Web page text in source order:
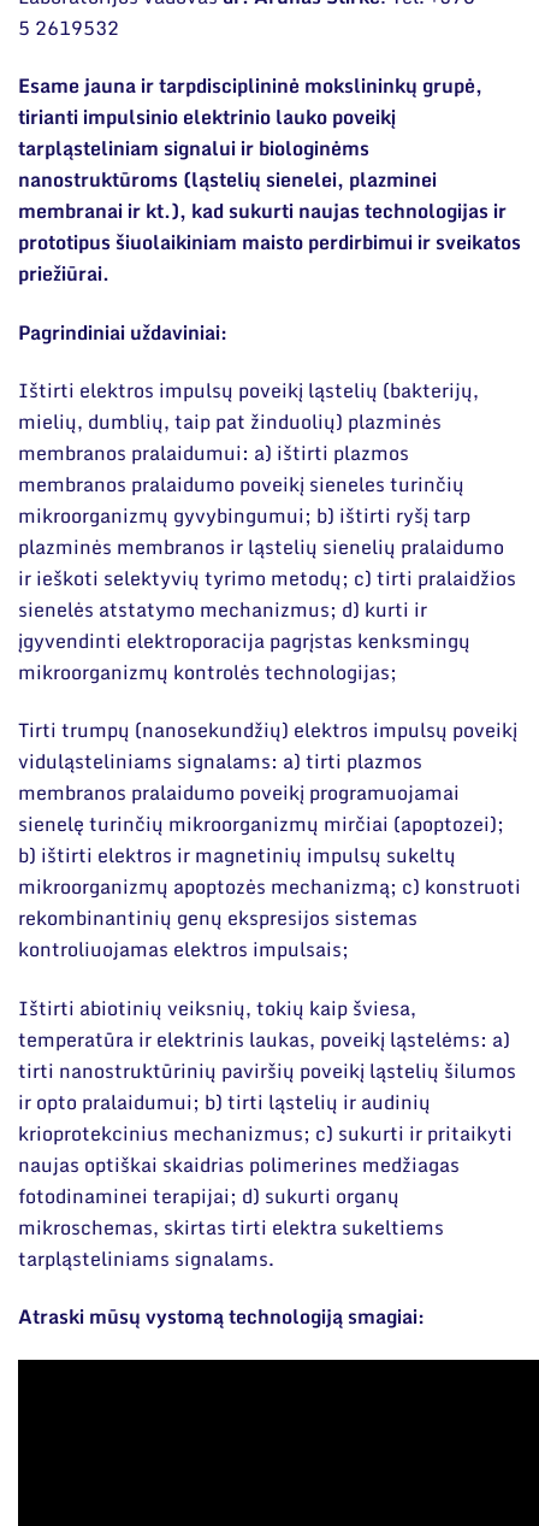
5 2619532
Esame jauna ir tarpdisciplininė mokslininkų grupė,
tirianti impulsinio elektrinio lauko poveikį
tarpląsteliniam signalui ir biologinėms
nanostruktūroms (ląstelių sienelei, plazminei
membranai ir kt.), kad sukurti naujas technologijas ir
prototipus šiuolaikiniam maisto perdirbimui ir sveikatos
priežiūrai.
Pagrindiniai uždaviniai:
Ištirti elektros impulsų poveikį ląstelių (bakterijų,
mielių, dumblių, taip pat žinduolių) plazminės
membranos pralaidumui: a) ištirti plazmos
membranos pralaidumo poveikį sieneles turinčių
mikroorganizmų gyvybingumui; b) ištirti ryšį tarp
plazminės membranos ir ląstelių sienelių pralaidumo
ir ieškoti selektyvių tyrimo metodų; c) tirti pralaidžios
sienelės atstatymo mechanizmus; d) kurti ir
įgyvendinti elektroporacija pagrįstas kenksmingų
mikroorganizmų kontrolės technologijas;
Tirti trumpų (nanosekundžių) elektros impulsų poveikį
viduląsteliniams signalams: a) tirti plazmos
membranos pralaidumo poveikį programuojamai
sienelę turinčių mikroorganizmų mirčiai (apoptozei);
b) ištirti elektros ir magnetinių impulsų sukeltų
mikroorganizmų apoptozės mechanizmą; c) konstruoti
rekombinantinių genų ekspresijos sistemas
kontroliuojamas elektros impulsais;
Ištirti abiotinių veiksnių, tokių kaip šviesa,
temperatūra ir elektrinis laukas, poveikį ląstelėms: a)
tirti nanostruktūrinių paviršių poveikį ląstelių šilumos
ir opto pralaidumui; b) tirti ląstelių ir audinių
krioprotekcinius mechanizmus; c) sukurti ir pritaikyti
naujas optiškai skaidrias polimerines medžiagas
fotodinaminei terapijai; d) sukurti organų
mikroschemas, skirtas tirti elektra sukeltiems
tarpląsteliniams signalams.
Atraski mūsų vystomą technologiją smagiai: